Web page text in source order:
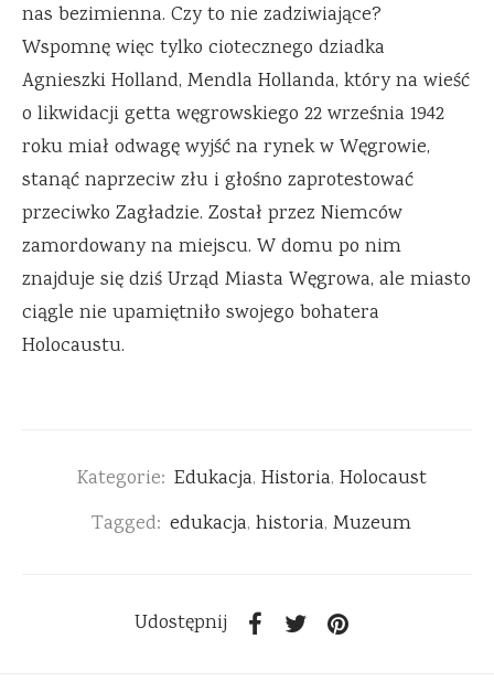
nas bezimienna. Czy to nie zadziwiające?
Wspomnę więc tylko ciotecznego dziadka
Agnieszki Holland, Mendla Hollanda, który na wieść
o likwidacji getta węgrowskiego 22 września 1942
roku miał odwagę wyjść na rynek w Węgrowie,
stanąć naprzeciw złu i głośno zaprotestować
przeciwko Zagładzie. Został przez Niemców
zamordowany na miejscu. W domu po nim
znajduje się dziś Urząd Miasta Węgrowa, ale miasto
ciągle nie upamiętniło swojego bohatera
Holocaustu.
Kategorie: Edukacja, Historia, Holocaust
Tagged: edukacja, historia, Muzeum
Udostępnij